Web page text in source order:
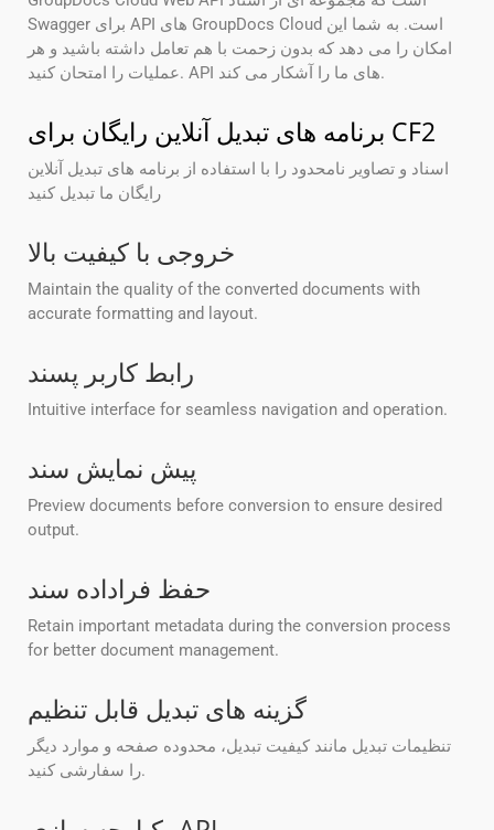
Swagger برای API های GroupDocs Cloud است. به شما این
امکان را می دهد که بدون زحمت با هم تعامل داشته باشید و هر
عملیات را امتحان کنید. API های ما را آشکار می کند.
برنامه های تبدیل آنلاین رایگان برای CF2
اسناد و تصاویر نامحدود را با استفاده از برنامه های تبدیل آنلاین
رایگان ما تبدیل کنید
خروجی با کیفیت بالا
Maintain the quality of the converted documents with
accurate formatting and layout.
رابط کاربر پسند
Intuitive interface for seamless navigation and operation.
پیش نمایش سند
Preview documents before conversion to ensure desired
output.
حفظ فراداده سند
Retain important metadata during the conversion process
for better document management.
گزینه های تبدیل قابل تنظیم
تنظیمات تبدیل مانند کیفیت تبدیل، محدوده صفحه و موارد دیگر
را سفارشی کنید.